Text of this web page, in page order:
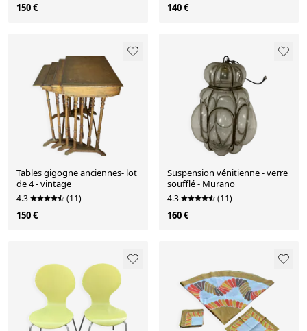
150 € 140 €
Tables gigogne anciennes- lot
de 4 - vintage
4.3 (11)
150 €
Suspension vénitienne - verre
soufflé - Murano
4.3 (11)
160 €